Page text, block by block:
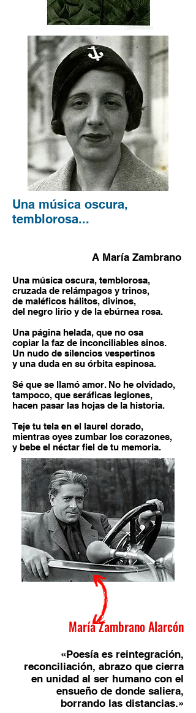
Una música oscura,
temblorosa...
A María Zambrano
Una música oscura, temblorosa,
cruzada de relámpagos y trinos,
de maléficos hálitos, divinos,
del negro lirio y de la ebúrnea rosa.
Una página helada, que no osa
copiar la faz de inconciliables sinos.
Un nudo de silencios vespertinos
y una duda en su órbita espinosa.
Sé que se llamó amor. No he olvidado,
tampoco, que seráficas legiones,
hacen pasar las hojas de la historia.
Teje tu tela en el laurel dorado,
mientras oyes zumbar los corazones,
y bebe el néctar fiel de tu memoria.
María Zambrano Alarcón
«Poesía es reintegración,
reconciliación, abrazo que cierra
en unidad al ser humano con el
ensueño de donde saliera,
borrando las distancias.»